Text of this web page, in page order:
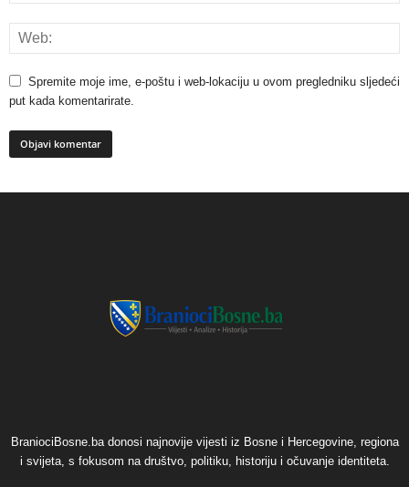
Spremite moje ime, e-poštu i web-lokaciju u ovom pregledniku sljedeći
put kada komentarirate.
BraniociBosne.ba donosi najnovije vijesti iz Bosne i Hercegovine, regiona
i svijeta, s fokusom na društvo, politiku, historiju i očuvanje identiteta.